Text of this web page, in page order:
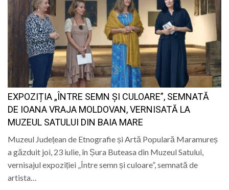
EXPOZIȚIA „ÎNTRE SEMN ȘI CULOARE”, SEMNATĂ
DE IOANA VRAJA MOLDOVAN, VERNISATĂ LA
MUZEUL SATULUI DIN BAIA MARE
Muzeul Județean de Etnografie și Artă Populară Maramureș
a găzduit joi, 23 iulie, în Șura Buteasa din Muzeul Satului,
vernisajul expoziției „Între semn și culoare”, semnată de
artista…